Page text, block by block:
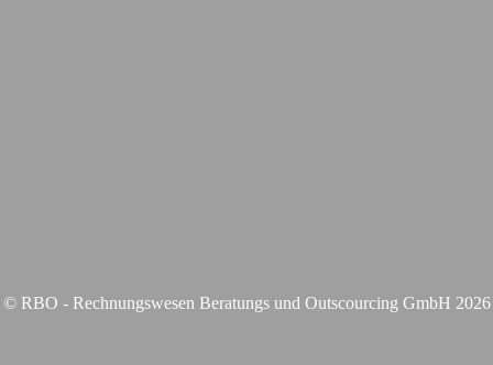
© RBO - Rechnungswesen Beratungs und Outscourcing GmbH 2026